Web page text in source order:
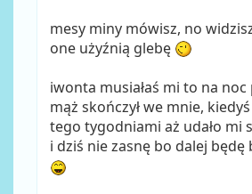
mesy miny mówisz, no
one użyźnią glebę
iwonta musiałaś mi to na
mąż skończył we mnie,
tego tygodniami aż udało mi
i dziś nie zasnę bo dalej będę